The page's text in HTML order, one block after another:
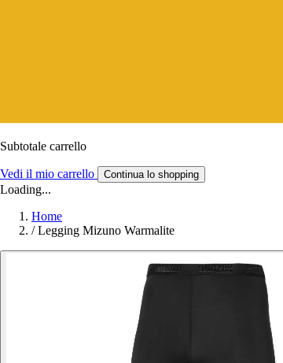
Subtotale carrello
Vedi il mio carrello Continua lo shopping
Loading...
Home
/ Legging Mizuno Warmalite